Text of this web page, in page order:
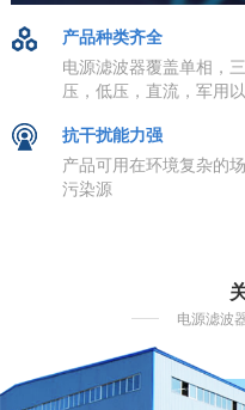
产品种类齐全
电源滤波器覆盖单相，
压，低压，直流，军用
抗干扰能力强
产品可用在环境复杂的
污染源
电源滤波